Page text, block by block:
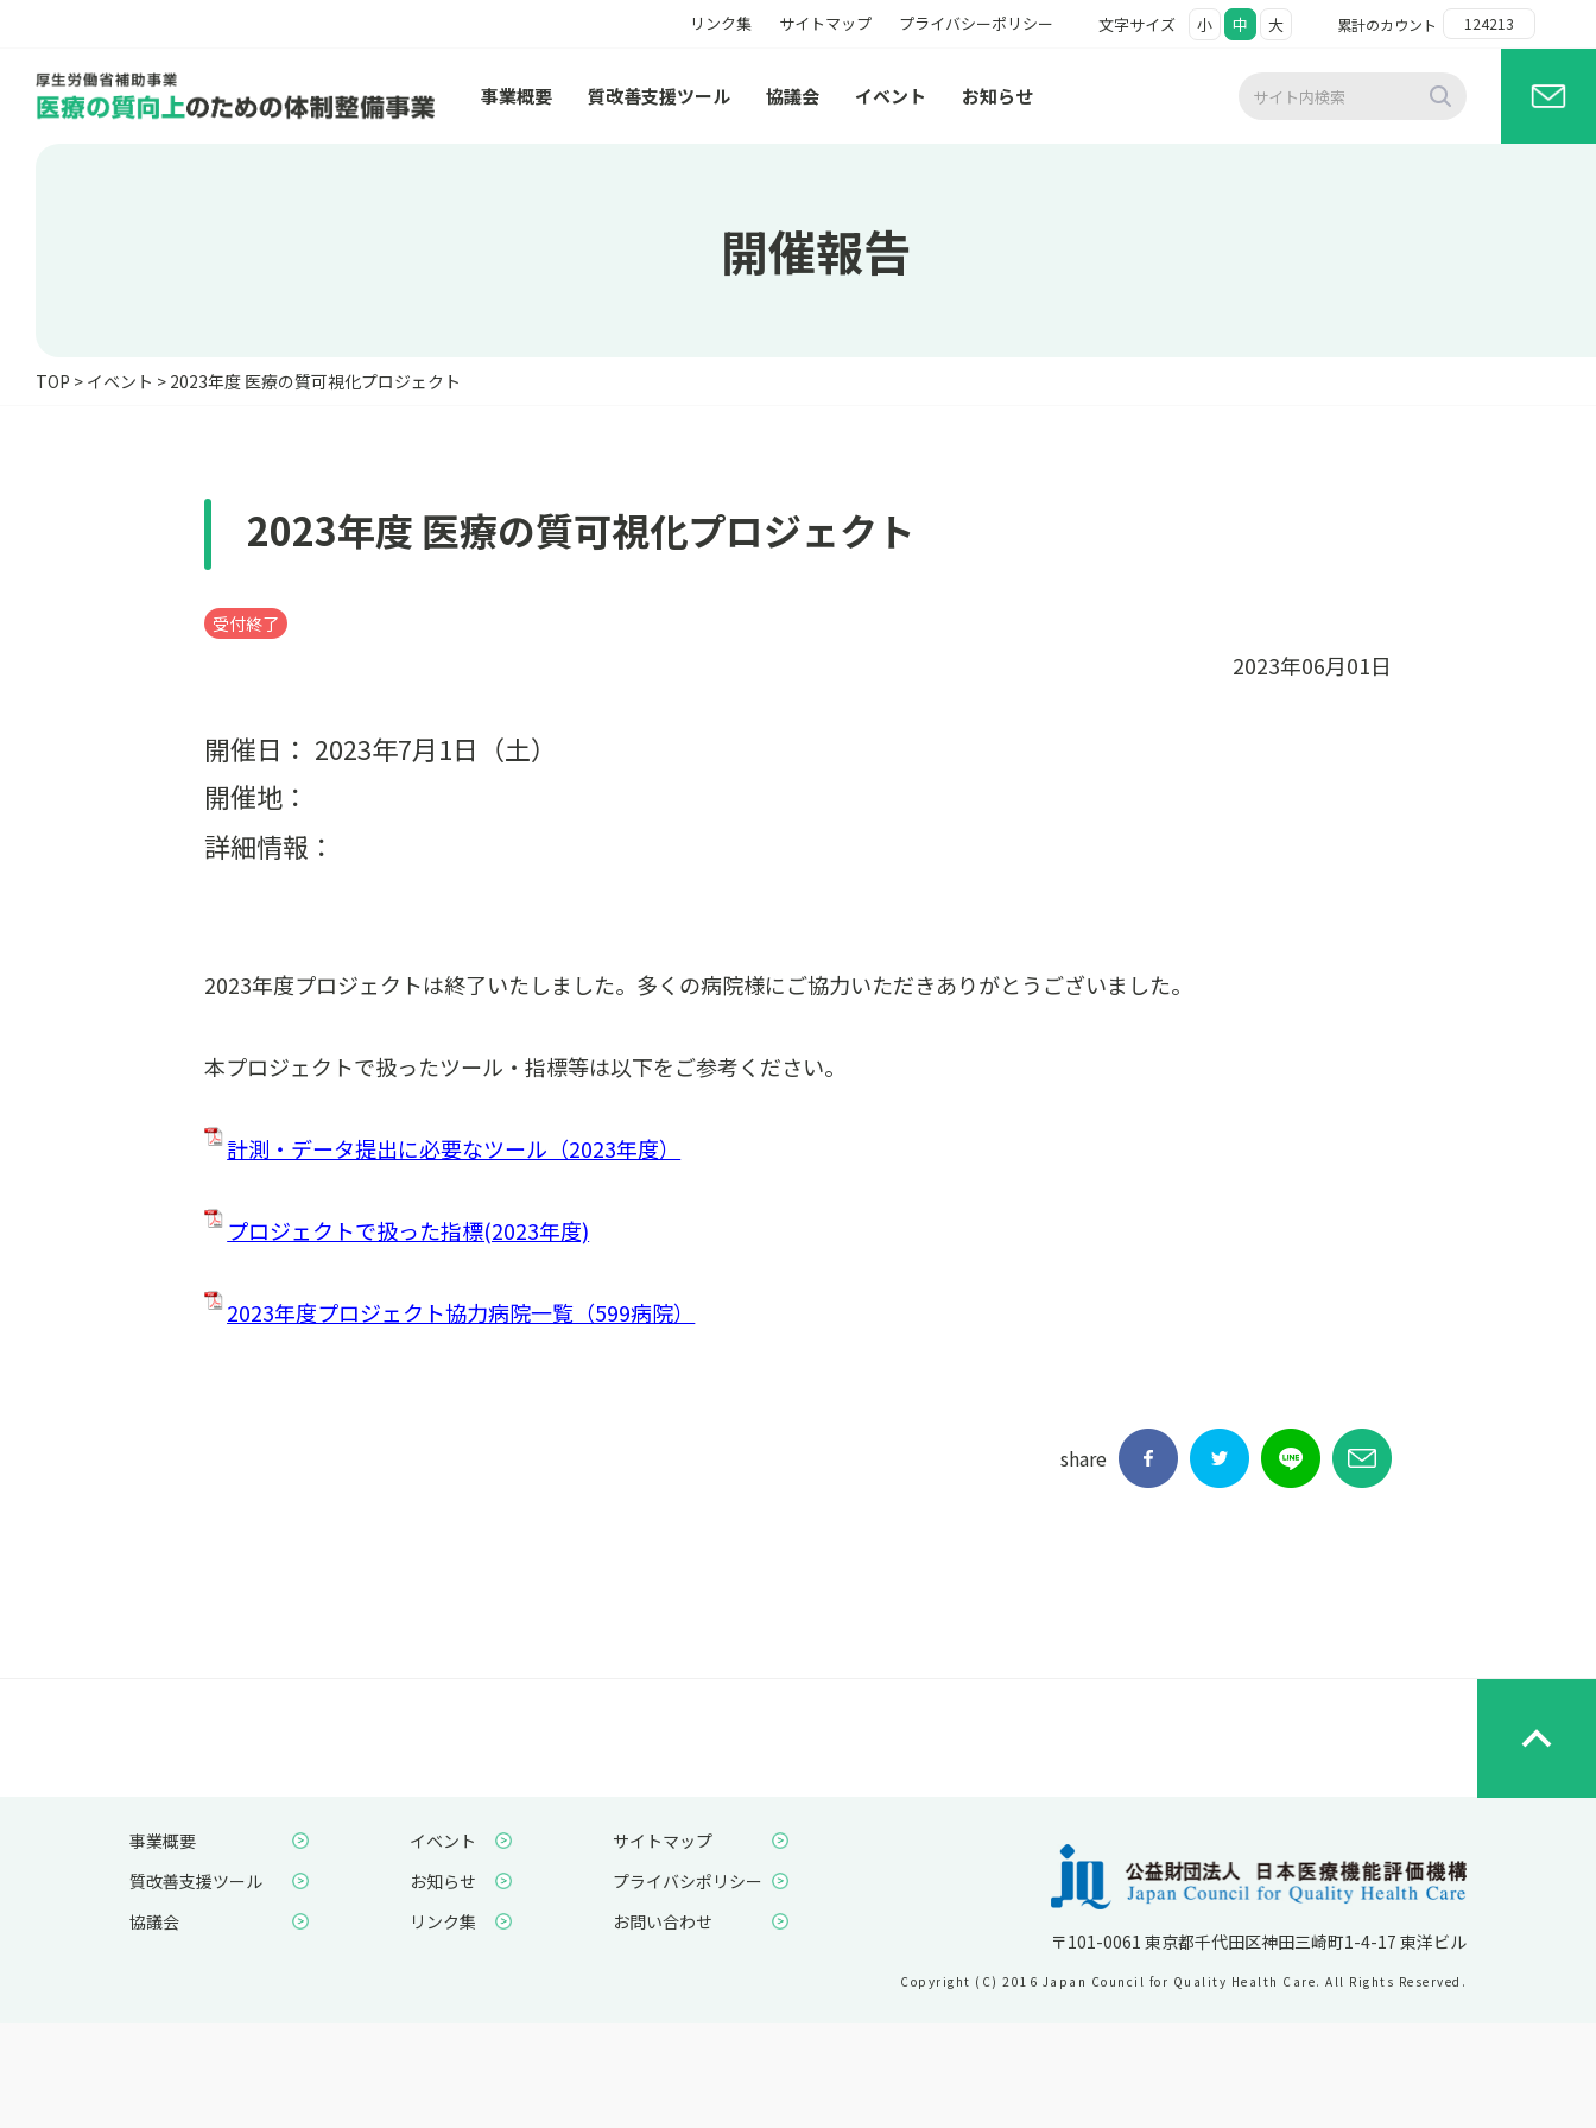
文字サイズ 小 中 大
リンク集 サイトマップ プライバシーポリシー
事業概要 質改善支援ツール 協議会 イベント お知らせ
開催報告
TOP > イベント > 2023年度 医療の質可視化プロジェクト
2023年度 医療の質可視化プロジェクト
受付終了
2023年06月01日
開催日： 2023年7月1日（土）
開催地：
詳細情報：
2023年度プロジェクトは終了いたしました。多くの病院様にご協力いただきありがとうございました。
本プロジェクトで扱ったツール・指標等は以下をご参考ください。
計測・データ提出に必要なツール（2023年度）
プロジェクトで扱った指標(2023年度)
2023年度プロジェクト協力病院一覧（599病院）
share
事業概要 イベント
サイトマップ
質改善支援ツール
お知らせ
プライバシポリシー
協議会
リンク集
お問い合わせ
〒101-0061 東京都千代田区神田三崎町1-4-17 東洋ビル
Copyright (C) 2016 Japan Council for Quality Health Care. All Rights Reserved.